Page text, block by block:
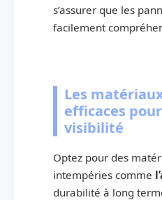
s’assurer que les
facilement
Les
efficaces
visibilité
Optez pour des
intempéries comme
durabilité à long